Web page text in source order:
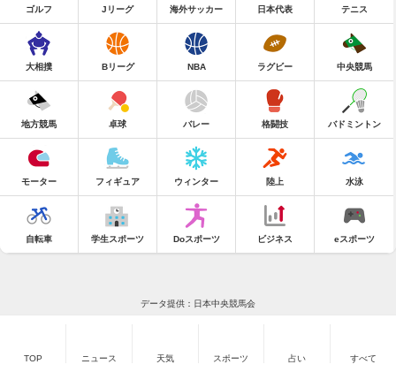
ゴルフ Jリーグ 海外サッカー 日本代表 テニス
大相撲 Bリーグ NBA ラグビー 中央競馬
地方競馬 卓球 バレー 格闘技 バドミントン
モーター フィギュア ウィンター 陸上 水泳
自転車 学生スポーツ Doスポーツ ビジネス eスポーツ
データ提供：日本中央競馬会
TOP ニュース 天気 スポーツ 占い すべて